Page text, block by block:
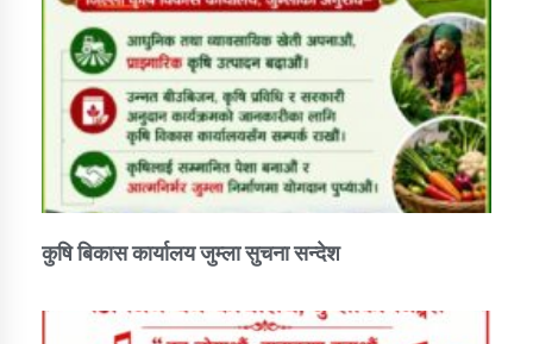
तातोपानी गाउँपालिका जुम्लाको बालविवाह सन्देश
तातोपानी गाउँपालिका जुम्लाको सूचना
तातोपानी गाउँपालिका जुम्लाको सूचना
कुषि बिकास कार्यालय जुम्ला सुचना सन्देश